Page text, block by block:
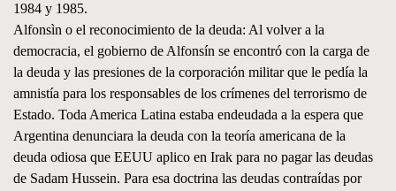
1984 y 1985.
Alfonsìn o el reconocimiento de la deuda: Al volver a la
democracia, el gobierno de Alfonsín se encontró con la carga de
la deuda y las presiones de la corporación militar que le pedía la
amnistía para los responsables de los crímenes del terrorismo de
Estado. Toda America Latina estaba endeudada a la espera que
Argentina denunciara la deuda con la teoría americana de la
deuda odiosa que EEUU aplico en Irak para no pagar las deudas
de Sadam Hussein. Para esa doctrina las deudas contraídas por